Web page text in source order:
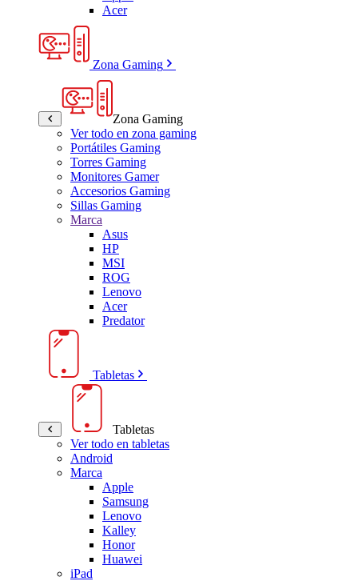
Acer
Zona Gaming
Zona Gaming
Ver todo en zona gaming
Portátiles Gaming
Torres Gaming
Monitores Gamer
Accesorios Gaming
Sillas Gaming
Marca
Asus
HP
MSI
ROG
Lenovo
Acer
Predator
Tabletas
Tabletas
Ver todo en tabletas
Android
Marca
Apple
Samsung
Lenovo
Kalley
Honor
Huawei
iPad